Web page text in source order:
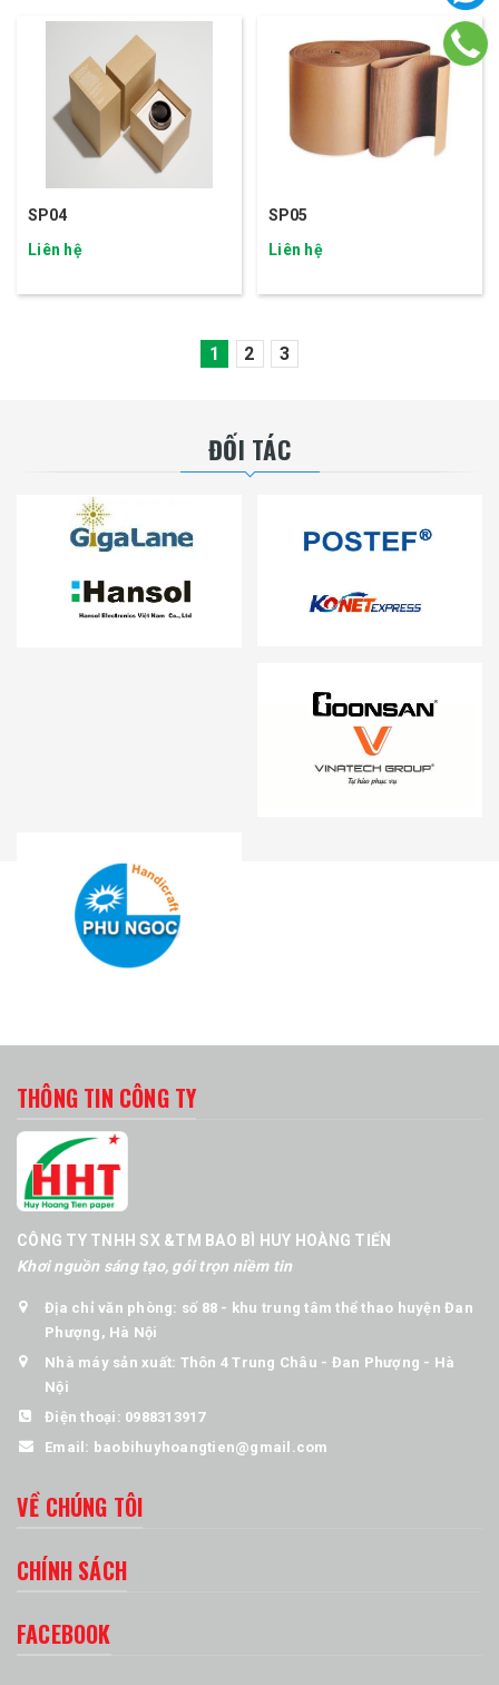
SP04
Liên hệ
SP05
Liên hệ
1 2 3
ĐỐI TÁC
THÔNG TIN CÔNG TY
CÔNG TY TNHH SX &TM BAO BÌ HUY HOÀNG TIẾN
Khơi nguồn sáng tạo, gói trọn niềm tin
Địa chỉ văn phòng: số 88 - khu trung tâm thể thao huyện Đan
Phượng, Hà Nội
Nhà máy sản xuất: Thôn 4 Trung Châu - Đan Phượng - Hà
Nội
Điện thoại: 0988313917
Email: baobihuyhoangtien@gmail.com
VỀ CHÚNG TÔI
CHÍNH SÁCH
FACEBOOK